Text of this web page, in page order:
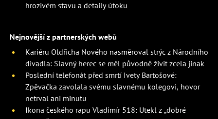
hrozivém stavu a detaily útoku
Nejnovější z partnerských webů
Kariéru Oldřicha Nového nasměroval strýc z Národního
divadla: Slavný herec se měl původně živit zcela jinak
Poslední telefonát před smrtí Ivety Bartošové:
Zpěvačka zavolala svému slavnému kolegovi, hovor
netrval ani minutu
Ikona českého rapu Vladimír 518: Utekl z „dobré